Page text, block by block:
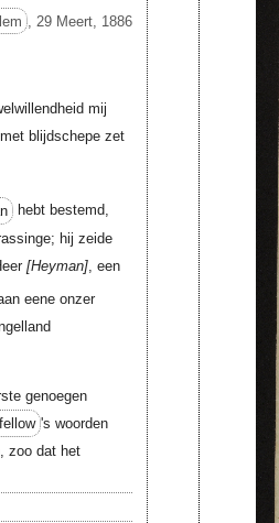
, 29 Meert, 1886
mij
blijdschepe zet
hebt bestemd,
hij zeide
Heyman , een
eene onzer
genoegen
's woorden
zoo dat het